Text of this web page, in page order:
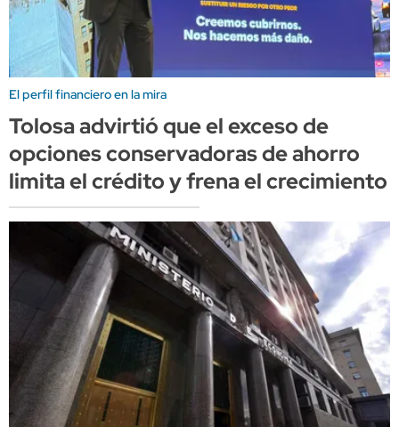
El perfil financiero en la mira
Tolosa advirtió que el exceso de
opciones conservadoras de ahorro
limita el crédito y frena el crecimiento